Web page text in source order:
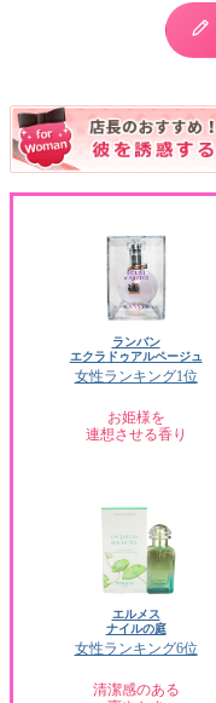
ランバン
エクラドゥアルページュ
女性ランキング1位
お姫様を
連想させる香り
エルメス
ナイルの庭
女性ランキング6位
清潔感のある